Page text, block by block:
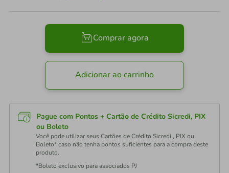
Comprar agora
Adicionar ao carrinho
Pague com Pontos + Cartão de Crédito Sicredi, PIX
ou Boleto
Você pode utilizar seus Cartões de Crédito Sicredi , PIX ou
Boleto* caso não tenha pontos suficientes para a compra deste
produto.
*Boleto exclusivo para associados PJ